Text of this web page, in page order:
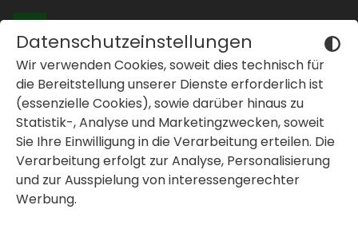
Datenschutzeinstellungen
Wir verwenden Cookies, soweit dies tech­nisch für
die Bereit­stel­lung unserer Dienste erfor­der­lich ist
(essen­zi­elle Cookies), sowie darüber hinaus zu
Statistik-, Analyse und Marke­ting­zwe­cken, soweit
Sie Ihre Einwil­li­gung in die Verar­bei­tung erteilen. Die
Verar­bei­tung erfolgt zur Analyse, Perso­na­li­sie­rung
und zur Ausspie­lung von inter­es­sen­ge­rechter
Werbung.
oder ausblenden
oder ausblenden
Wohnungen in
Graz und der Stei­
er­mark
IhrTraumbezirk
Sie sind auf der Suche nach einer